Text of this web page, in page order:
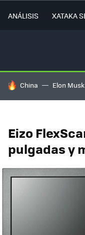
ANÁLISIS XATAKA
HOY SE HABLA DE
China Elon Musk
Eizo
pulgadas y